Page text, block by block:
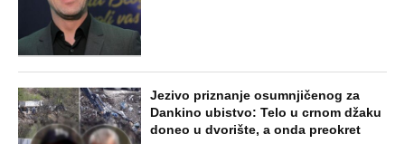
Jezivo priznanje osumnjičenog za
Dankino ubistvo: Telo u crnom džaku
doneo u dvorište, a onda preokret